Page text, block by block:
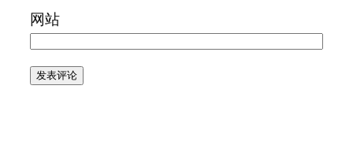
网站